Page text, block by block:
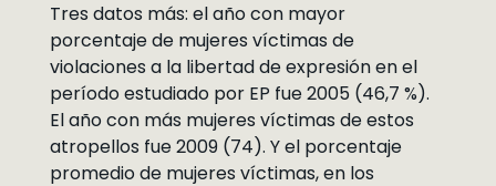
Tres datos más: el año con mayor
porcentaje de mujeres víctimas de
violaciones a la libertad de expresión en el
período estudiado por EP fue 2005 (46,7 %).
El año con más mujeres víctimas de estos
atropellos fue 2009 (74). Y el porcentaje
promedio de mujeres víctimas, en los